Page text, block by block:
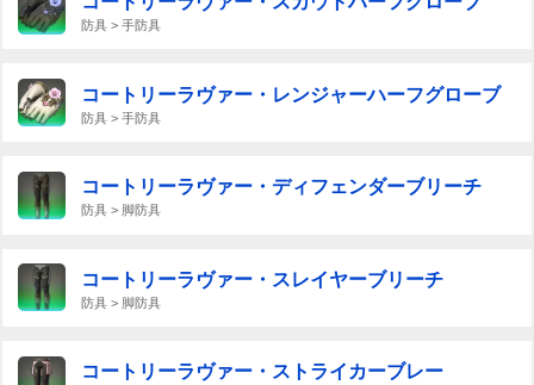
防具 > 手防具
コートリーラヴァー・レンジャーハーフグローブ
防具 > 手防具
コートリーラヴァー・ディフェンダーブリーチ
防具 > 脚防具
コートリーラヴァー・スレイヤーブリーチ
防具 > 脚防具
コートリーラヴァー・ストライカーブレー